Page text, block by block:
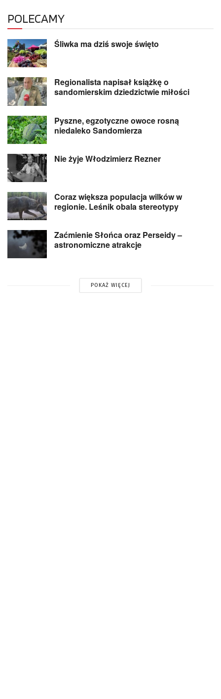
POLECAMY
Śliwka ma dziś swoje święto
Regionalista napisał książkę o
sandomierskim dziedzictwie miłości
Pyszne, egzotyczne owoce rosną
niedaleko Sandomierza
Nie żyje Włodzimierz Rezner
Coraz większa populacja wilków w
regionie. Leśnik obala stereotypy
Zaćmienie Słońca oraz Perseidy –
astronomiczne atrakcje
POKAŻ WIĘCEJ